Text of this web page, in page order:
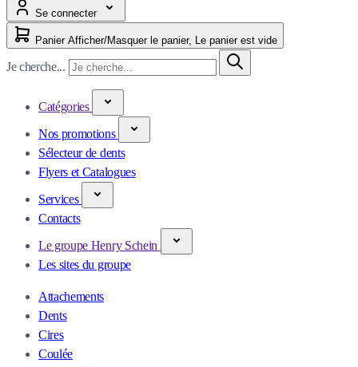
Se connecter
Panier Afficher/Masquer le panier, Le panier est vide
Je cherche...
Catégories
Nos promotions
Sélecteur de dents
Flyers et Catalogues
Services
Contacts
Le groupe Henry Schein
Les sites du groupe
Attachements
Dents
Cires
Coulée